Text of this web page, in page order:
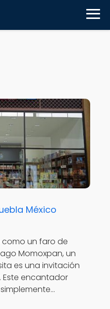
México
como un faro de
Momoxpan, un
es una invitación
Este encantador